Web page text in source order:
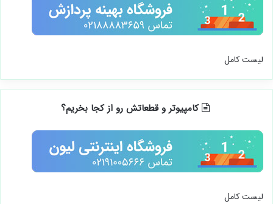
لیست کامل
کامپیوتر و قطعاتش رو از کجا بخریم؟
لیست کامل